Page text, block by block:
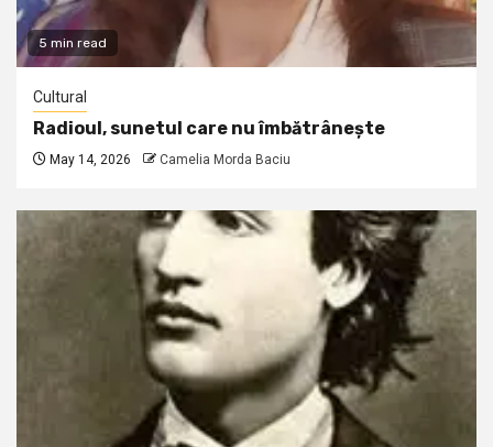
5 min read
Cultural
Radioul, sunetul care nu îmbătrânește
May 14, 2026 Camelia Morda Baciu